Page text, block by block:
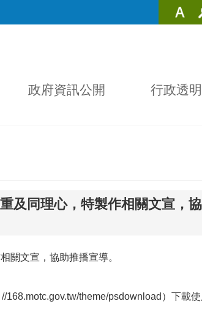
政府資訊公開
行政透
及同理心，特製作相關文宣，
關文宣，協助推播宣導。
theme/psdownload）下載使